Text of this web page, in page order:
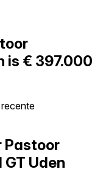
is € 397.000
Pastoor
GT Uden